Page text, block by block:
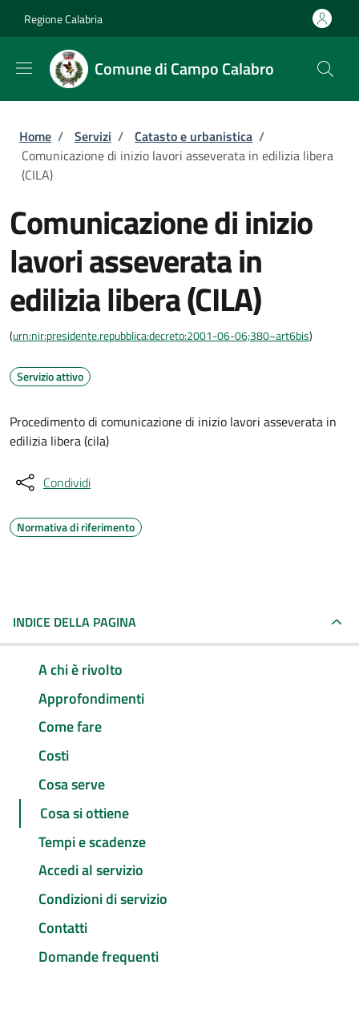
Regione Calabria
Comune di Campo Calabro
Briciole di pane
Home / Servizi / Catasto e urbanistica /
Comunicazione di inizio lavori asseverata in edilizia libera
(CILA)
Comunicazione di inizio
lavori asseverata in
edilizia libera (CILA)
(urn:nir:presidente.repubblica:decreto:2001-06-06;380~art6bis)
Servizio attivo
Procedimento di comunicazione di inizio lavori asseverata in
edilizia libera (cila)
Condividi
Normativa di riferimento
INDICE DELLA PAGINA
A chi è rivolto
Approfondimenti
Come fare
Costi
Cosa serve
Cosa si ottiene
Tempi e scadenze
Accedi al servizio
Condizioni di servizio
Contatti
Domande frequenti